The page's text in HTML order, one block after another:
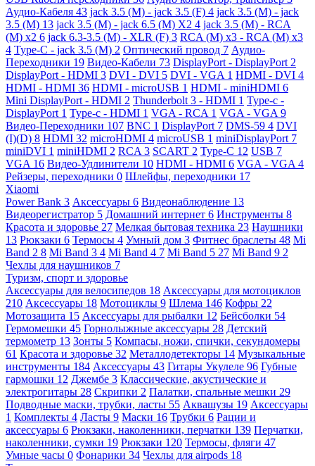
Аудио-Кабеля 43 jack 3.5 (M) - jack 3.5 (F) 4 jack 3.5 (M) - jack
3.5 (M) 13 jack 3.5 (M) - jack 6.5 (M) X2 4 jack 3.5 (M) - RCA
(M) x2 6 jack 6.3-3.5 (M) - XLR (F) 3 RCA (M) x3 - RCA (M) x3
4 Type-C - jack 3.5 (M) 2 Оптический провод 7 Аудио-
Переходники 19 Видео-Кабели 73 DisplayPort - DisplayPort 2
DisplayPort - HDMI 3 DVI - DVI 5 DVI - VGA 1 HDMI - DVI 4
HDMI - HDMI 36 HDMI - microUSB 1 HDMI - miniHDMI 6
Mini DisplayPort - HDMI 2 Thunderbolt 3 - HDMI 1 Type-c -
DisplayPort 1 Type-c - HDMI 1 VGA - RCA 1 VGA - VGA 9
Видео-Переходники 107 BNC 1 DisplayPort 7 DMS-59 4 DVI
(I)(D) 8 HDMI 32 microHDMI 4 microUSB 1 miniDisplayPort 7
miniDVI 1 miniHDMI 2 RCA 3 SCART 2 Type-C 12 USB 7
VGA 16 Видео-Удлинители 10 HDMI - HDMI 6 VGA - VGA 4
Рейзеры, переходники 0 Шлейфы, переходники 17
Xiaomi
Power Bank 3 Аксессуары 6 Видеонаблюдение 13
Видеорегистратор 5 Домашний интернет 6 Инструменты 8
Красота и здоровье 27 Мелкая бытовая техника 23 Наушники
13 Рюкзаки 6 Термосы 4 Умный дом 3 Фитнес браслеты 48 Mi
Band 2 8 Mi Band 3 4 Mi Band 4 7 Mi Band 5 27 Mi Band 9 2
Чехлы для наушников 7
Туризм, спорт и здоровье
Аксессуары для велосипедов 18 Аксессуары для мотоциклов
210 Аксессуары 18 Мотоциклы 9 Шлема 146 Кофры 22
Мотозащита 15 Аксессуары для рыбалки 12 Бейсболки 54
Гермомешки 45 Горнолыжные аксессуары 28 Детский
термометр 13 Зонты 5 Компасы, ножи, спички, секундомеры
61 Красота и здоровье 32 Металлодетекторы 14 Музыкальные
инструменты 184 Аксессуары 43 Гитары Укулеле 96 Губные
гармошки 12 Джембе 3 Классические, акустические и
электрогитары 28 Скрипки 2 Палатки, спальные мешки 29
Подводные маски, трубки, ласты 55 Аквашузы 19 Аксессуары
1 Комплекты 4 Ласты 9 Маски 16 Трубки 6 Рации и
аксессуары 6 Рюкзаки, наколенники, перчатки 139 Перчатки,
наколенники, сумки 19 Рюкзаки 120 Термосы, фляги 47
Умные часы 0 Фонарики 34 Чехлы для airpods 18